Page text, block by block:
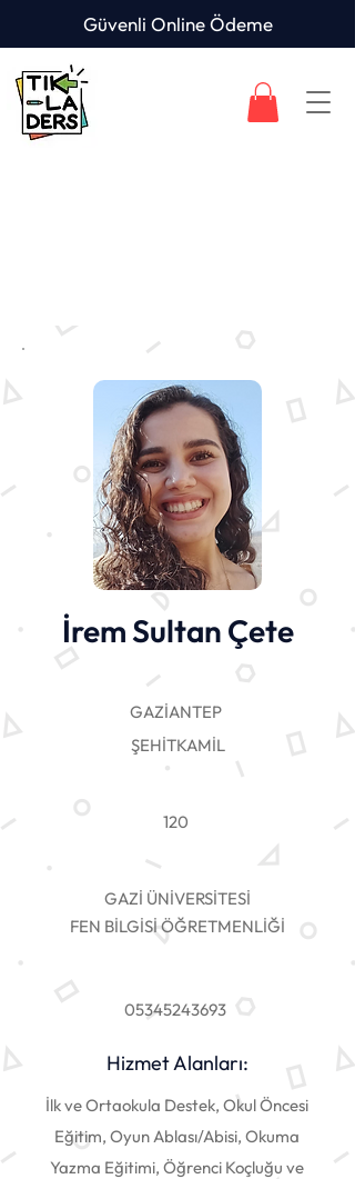
Güvenli Online Ödeme
İrem Sultan Çete
GAZİANTEP
ŞEHİTKAMİL
120
GAZİ ÜNİVERSİTESİ
FEN BİLGİSİ ÖĞRETMENLİĞİ
05345243693
Hizmet Alanları:
İlk ve Ortaokula Destek, Okul Öncesi
Eğitim, Oyun Ablası/Abisi, Okuma
Yazma Eğitimi, Öğrenci Koçluğu ve